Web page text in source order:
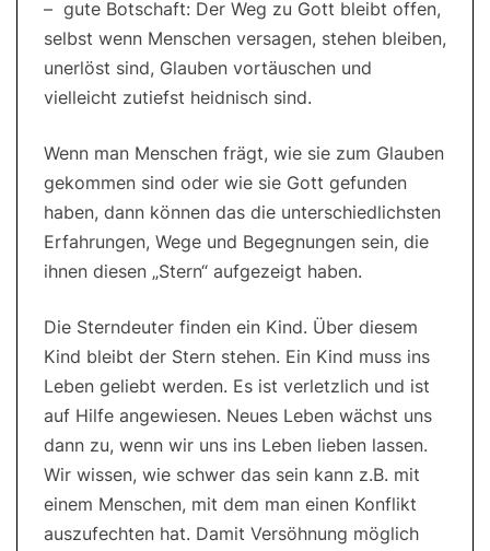
– gute Botschaft: Der Weg zu Gott bleibt offen,
selbst wenn Menschen versagen, stehen bleiben,
unerlöst sind, Glauben vortäuschen und
vielleicht zutiefst heidnisch sind.
Wenn man Menschen frägt, wie sie zum Glauben
gekommen sind oder wie sie Gott gefunden
haben, dann können das die unterschiedlichsten
Erfahrungen, Wege und Begegnungen sein, die
ihnen diesen „Stern“ aufgezeigt haben.
Die Sterndeuter finden ein Kind. Über diesem
Kind bleibt der Stern stehen. Ein Kind muss ins
Leben geliebt werden. Es ist verletzlich und ist
auf Hilfe angewiesen. Neues Leben wächst uns
dann zu, wenn wir uns ins Leben lieben lassen.
Wir wissen, wie schwer das sein kann z.B. mit
einem Menschen, mit dem man einen Konflikt
auszufechten hat. Damit Versöhnung möglich